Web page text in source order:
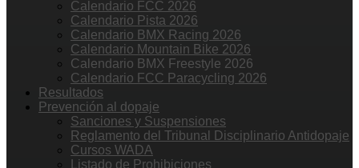
Calendario FCC 2026
Calendario Pista 2026
Calendario BMX Racing 2026
Calendario Mountain Bike 2026
Calendario BMX Freestyle 2026
Calendario FCC Paracycling 2026
Resultados
Prevención al dopaje
Sanciones y Suspensiones
Reglamento del Tribunal Disciplinario Antidopaje
Cursos WADA
Listado de Prohibiciones